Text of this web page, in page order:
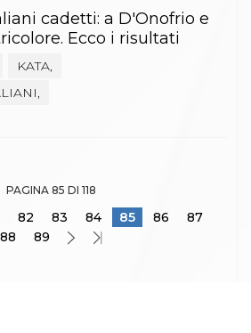
cadetti: a D'Onofrio e
Ecco i risultati
KATA,
PAGINA 85 DI 118
82 83 84 85 86
87
88
89